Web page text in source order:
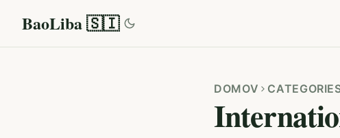
BaoLiba 🇸🇮
DOMOV